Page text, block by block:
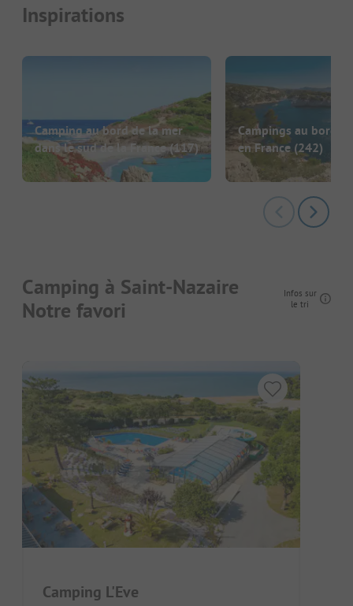
Inspirations
Camping au bord de la mer
dans le sud de la France(117)
Campings au bord
en France (242)
Camping à Saint-Nazaire
Notre favori
Infos sur
le tri
Camping L'Eve